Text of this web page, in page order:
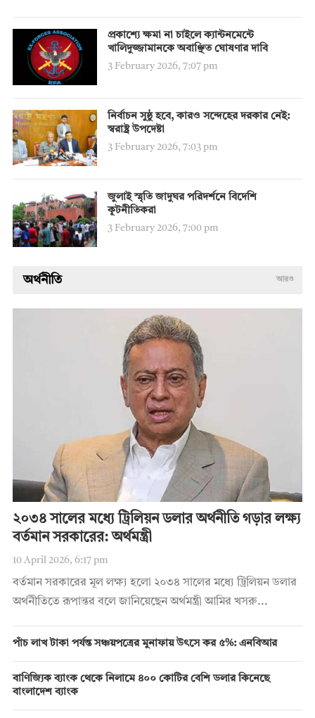
প্রকাশ্যে ক্ষমা না চাইলে ক্যান্টনমেন্টে
খালিদুজ্জামানকে অবাঞ্ছিত ঘোষণার দাবি
3 February 2026, 7:07 pm
নির্বাচন সুষ্ঠু হবে, কারও সন্দেহের দরকার নেই:
স্বরাষ্ট্র উপদেষ্টা
3 February 2026, 7:03 pm
জুলাই স্মৃতি জাদুঘর পরিদর্শনে বিদেশি
কূটনীতিকরা
3 February 2026, 7:00 pm
অর্থনীতি আরও
২০৩৪ সালের মধ্যে ট্রিলিয়ন ডলার অর্থনীতি গড়ার লক্ষ্য
বর্তমান সরকারের: অর্থমন্ত্রী
10 April 2026, 6:17 pm
বর্তমান সরকারের মূল লক্ষ্য হলো ২০৩৪ সালের মধ্যে ট্রিলিয়ন ডলার
অর্থনীতিতে রূপান্তর বলে জানিয়েছেন অর্থমন্ত্রী আমির খসরু...
পাঁচ লাখ টাকা পর্যন্ত সঞ্চয়পত্রের মুনাফায় উৎসে কর ৫%: এনবিআর
বাণিজ্যিক ব্যাংক থেকে নিলামে ৪০০ কোটির বেশি ডলার কিনেছে
বাংলাদেশ ব্যাংক